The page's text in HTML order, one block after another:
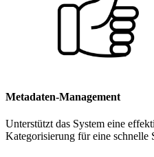
Metadaten-Management
Unterstützt das System eine
Kategorisierung für eine schnelle